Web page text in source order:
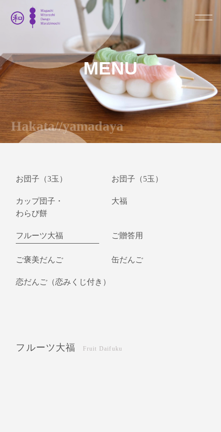
MENU
Hakata//yamadaya
お団子（3玉） お団子（5玉）
カップ団子・
わらび餅
大福
フルーツ大福 ご贈答用
ご褒美だんご 缶だんご
恋だんご（恋みくじ付き）
フルーツ大福 Fruit Daifuku